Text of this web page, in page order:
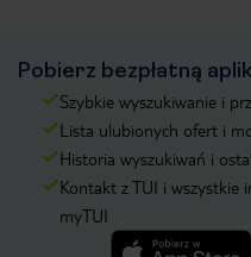
Pobierz bezpłatną
Szybkie wyszukiwanie i
Lista ulubionych ofert i
Historia wyszukiwań i
Kontakt z TUI i wszystkie
myTUI